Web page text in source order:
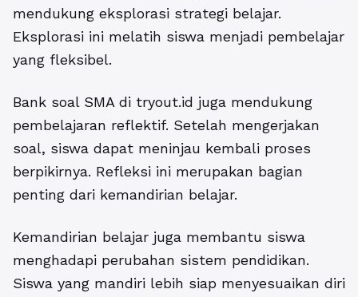
mendukung eksplorasi strategi belajar.
Eksplorasi ini melatih siswa menjadi pembelajar
yang fleksibel.
Bank soal SMA di tryout.id juga mendukung
pembelajaran reflektif. Setelah mengerjakan
soal, siswa dapat meninjau kembali proses
berpikirnya. Refleksi ini merupakan bagian
penting dari kemandirian belajar.
Kemandirian belajar juga membantu siswa
menghadapi perubahan sistem pendidikan.
Siswa yang mandiri lebih siap menyesuaikan diri